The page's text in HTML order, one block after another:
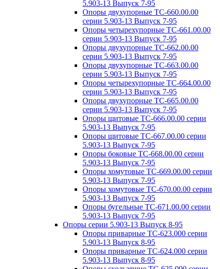
5.903-13 Выпуск 7-95
Опоры двухупорные ТС-660.00.00
серии 5.903-13 Выпуск 7-95
Опоры четырехупорные ТС-661.00.00
серии 5.903-13 Выпуск 7-95
Опоры двухупорные ТС-662.00.00
серии 5.903-13 Выпуск 7-95
Опоры двухупорные ТС-663.00.00
серии 5.903-13 Выпуск 7-95
Опоры четырехупорные ТС-664.00.00
серии 5.903-13 Выпуск 7-95
Опоры двухупорные ТС-665.00.00
серии 5.903-13 Выпуск 7-95
Опоры щитовые ТС-666.00.00 серии
5.903-13 Выпуск 7-95
Опоры щитовые ТС-667.00.00 серии
5.903-13 Выпуск 7-95
Опоры боковые ТС-668.00.00 серии
5.903-13 Выпуск 7-95
Опоры хомутовые ТС-669.00.00 серии
5.903-13 Выпуск 7-95
Опоры хомутовые ТС-670.00.00 серии
5.903-13 Выпуск 7-95
Опоры бугельные ТС-671.00.00 серии
5.903-13 Выпуск 7-95
Опоры серии 5.903-13 Выпуск 8-95
Опоры приварные ТС-623.000 серии
5.903-13 Выпуск 8-95
Опоры приварные ТС-624.000 серии
5.903-13 Выпуск 8-95